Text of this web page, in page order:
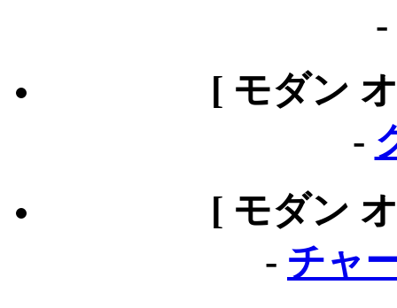
-
[ モダン
-
[ モダン
- チャ